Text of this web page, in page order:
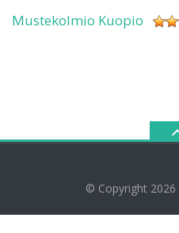
Mustekolmio Kuopio
© Copyright 2026